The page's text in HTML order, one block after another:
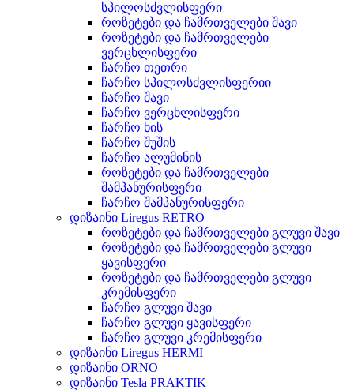
სპილოსძვლისფერი
როზეტები და ჩამრთველები შავი
როზეტები და ჩამრთველები
ვერცხლისფერი
ჩარჩო თეთრი
ჩარჩო სპილოსძვლისფერიი
ჩარჩო შავი
ჩარჩო ვერცხლისფერი
ჩარჩო ხის
ჩარჩო შუშის
ჩარჩო ალუმინის
როზეტები და ჩამრთველები
შამპანურისფერი
ჩარჩო შამპანურისფერი
დიზაინი Liregus RETRO
როზეტები და ჩამრთველები გლუვი შავი
როზეტები და ჩამრთველები გლუვი
ყავისფერი
როზეტები და ჩამრთველები გლუვი
კრემისფერი
ჩარჩო გლუვი შავი
ჩარჩო გლუვი ყავისფერი
ჩარჩო გლუვი კრემისფერი
დიზაინი Liregus HERMI
დიზაინი ORNO
დიზაინი Tesla PRAKTIK